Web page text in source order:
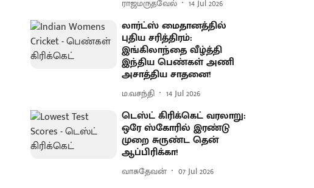
ராஜமருதவேல் 14 Jul 2026
லார்ட்ஸ் மைதானத்தில்
புதிய சரித்திரம்:
இங்கிலாந்தை வீழ்த்தி
இந்திய பெண்கள் அணி
அசாத்திய சாதனை!
ம.வசந்தி 14 Jul 2026
டெஸ்ட் கிரிக்கெட் வரலாறு:
ஒரே ஸ்கோரில் இரண்டு
முறை சுருண்ட தென்
ஆப்பிரிக்கா!
வாசுதேவன் 07 Jul 2026